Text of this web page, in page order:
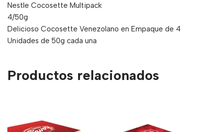
Nestle Cocosette Multipack
4/50g
Delicioso Cocosette Venezolano en Empaque de 4
Unidades de 50g cada una
Productos relacionados